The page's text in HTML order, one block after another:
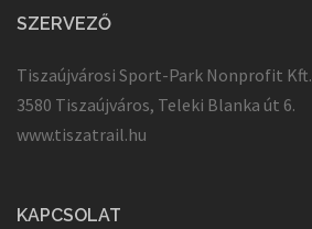
SZERVEZŐ
Tiszaújvárosi Sport-Park Nonprofit Kft.
3580 Tiszaújváros, Teleki Blanka út 6.
www.tiszatrail.hu
KAPCSOLAT